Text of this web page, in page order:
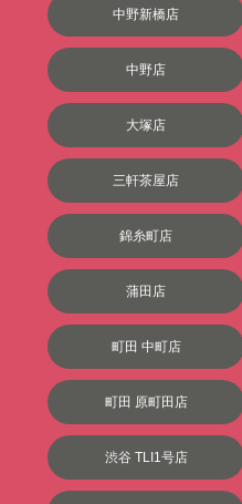
中野新橋店
中野店
大塚店
三軒茶屋店
錦糸町店
蒲田店
町田 中町店
町田 原町田店
渋谷 TLI1号店